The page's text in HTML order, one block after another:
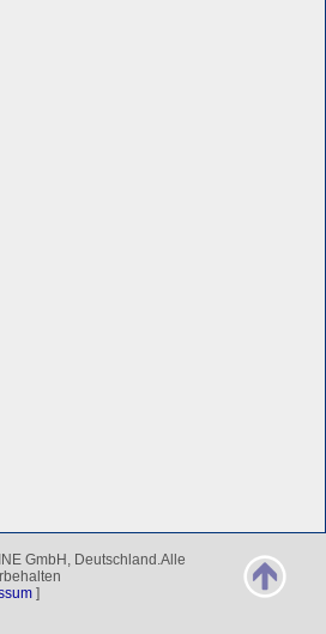
GmbH, Deutschland.Alle
]